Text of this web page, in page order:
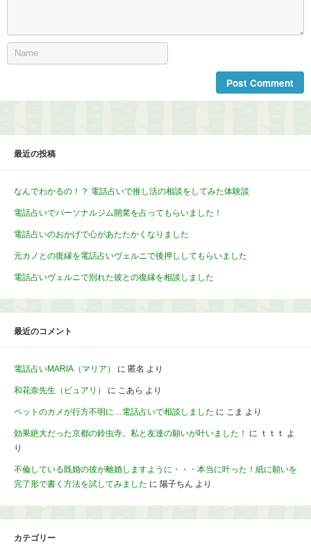
最近の投稿
なんでわかるの！？ 電話占いで推し活の相談をしてみた体験談
電話占いでパーソナルジム開業を占ってもらいました！
電話占いのおかげで心があたたかくなりました
元カノとの復縁を電話占いヴェルニで後押ししてもらいました
電話占いヴェルニで別れた彼との復縁を相談しました
最近のコメント
電話占いMARIA（マリア） に 匿名 より
和花奈先生（ピュアリ） に こあら より
ペットのカメが行方不明に…電話占いで相談しました に こま より
効果絶大だった京都の鈴虫寺。私と友達の願いが叶いました！ に ｔｔｔ よ
り
不倫している既婚の彼が離婚しますように・・・本当に叶った！紙に願いを
完了形で書く方法を試してみました に 陽子ちん より
カテゴリー